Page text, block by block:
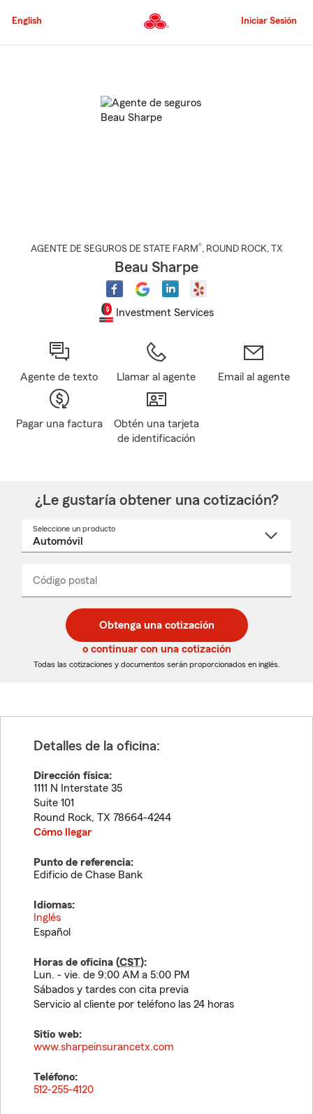
al
principal
English Iniciar Sesión
AGENTE DE SEGUROS DE STATE FARM®, ROUND ROCK, TX
Beau Sharpe
Investment Services
Agente de texto Llamar al agente Email al agente
Pagar una factura
Obtén una tarjeta
de identificación
¿Le gustaría obtener una cotización?
Seleccione un producto
desplegable
Código postal
de
5
dígitos
de
5
dígitos
_____
Obtenga una cotización
o continuar con una cotización
Todas las cotizaciones y documentos serán proporcionados en inglés.
Detalles de la oficina:
Dirección física:
1111 N Interstate 35
Suite 101
Round Rock, TX 78664-4244
Cómo llegar
Punto de referencia:
Edificio de Chase Bank
Idiomas:
Inglés
Español
Horas de oficina (CST):
Lun. - vie. de 9:00 AM a 5:00 PM
Sábados y tardes con cita previa
Servicio al cliente por teléfono las 24 horas
Sitio web:
www.sharpeinsurancetx.com
Teléfono:
512-255-4120